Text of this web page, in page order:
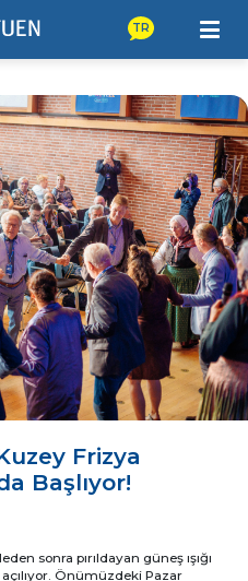
TR
Frizya
Başlıyor!
sonra pırıldayan güneş ışığı
Önümüzdeki Pazar